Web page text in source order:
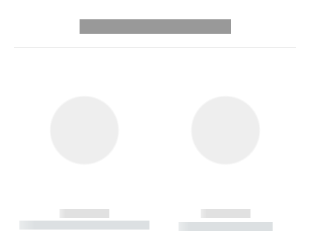
------------
----------- ----------- --------
------------
----------- -----------